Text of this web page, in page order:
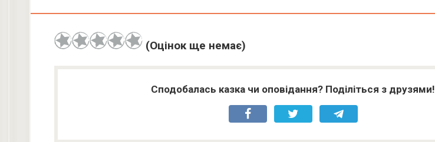
(Оцінок ще немає)
Сподобалась казка чи оповідання? Поділіться з друзями!